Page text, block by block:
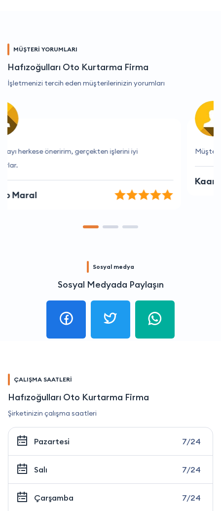
MÜŞTERİ YORUMLARI
Hafızoğulları Oto Kurtarma Firma
İşletmenizi tercih eden müşterilerinizin yorumları
Müşteri hizmetleri çok ilgili ve yardımcı.
Kaan Arı
Sosyal medya
Sosyal Medyada Paylaşın
ÇALIŞMA SAATLERİ
Hafızoğulları Oto Kurtarma Firma
Şirketinizin çalışma saatleri
Pazartesi 7/24
Salı 7/24
Çarşamba 7/24